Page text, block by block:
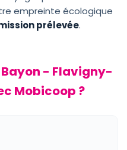
empreinte écologique
prélevée.
- Flavigny-
Mobicoop ?